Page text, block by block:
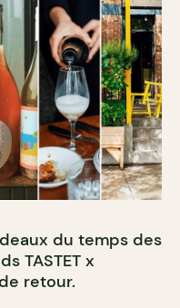
du temps des
TASTET x
retour.